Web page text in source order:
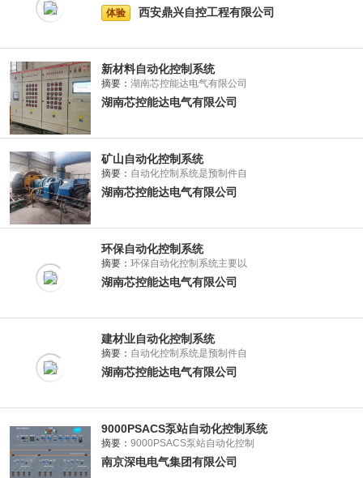
体验
西安鼎兴自控工程有限公司
新材料自动化控制系统
摘要： 湖南芯控能达电气有限公司
湖南芯控能达电气有限公司
矿山自动化控制系统
摘要： 自动化控制系统是预制件自
湖南芯控能达电气有限公司
环保自动化控制系统
摘要： 环保自动化控制系统主要以
湖南芯控能达电气有限公司
建材业自动化控制系统
摘要： 自动化控制系统是预制件自
湖南芯控能达电气有限公司
9000PSACS泵站自动化控制系统
摘要： 9000PSACS泵站自动化控制
南京深电电气集团有限公司